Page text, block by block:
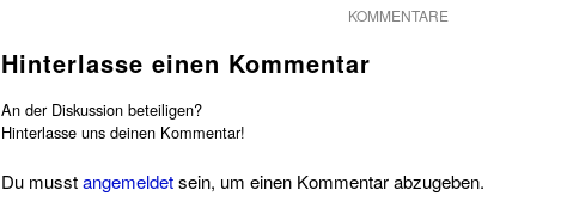
KOMMENTARE
Hinterlasse einen Kommentar
An der Diskussion beteiligen?
Hinterlasse uns deinen Kommentar!
Du musstangemeldetsein, um einen Kommentar abzugeben.